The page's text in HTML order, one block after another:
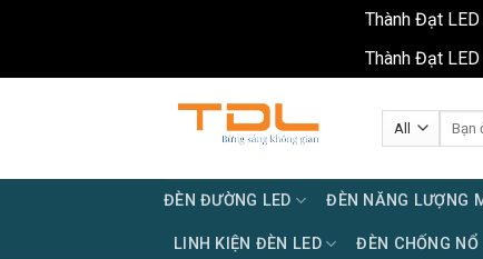
Thành Đạt
Thành Đạt
kiếm:
ĐÈN ĐƯỜNG LED ĐÈN NĂNG LƯỢNG
LINH KIỆN ĐÈN LED ĐÈN CHỐNG NỔ